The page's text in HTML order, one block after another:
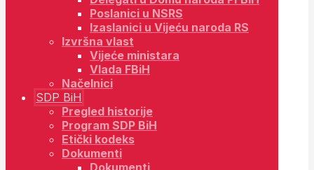
Poslanici u NSRS
Izaslanici u Vijeću naroda RS
Izvršna vlast
Vijeće ministara
Vlada FBiH
Načelnici
SDP BiH
Pregled historije
Program SDP BiH
Etički kodeks
Dokumenti
Dokumenti